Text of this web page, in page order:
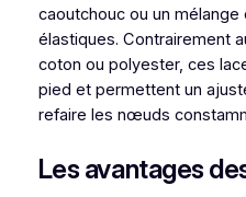
caoutchouc ou un
élastiques. Contrairement
coton ou polyester, ces
pied et permettent un
refaire les nœuds
Les avantages